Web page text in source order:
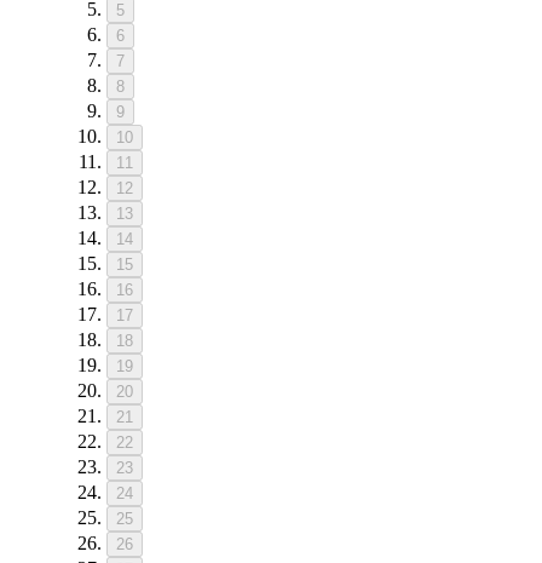
5
6
7
8
9
10
11
12
13
14
15
16
17
18
19
20
21
22
23
24
25
26